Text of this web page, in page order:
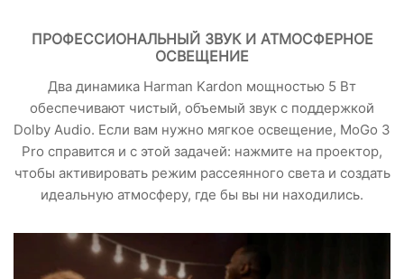
ПРОФЕССИОНАЛЬНЫЙ ЗВУК И АТМОСФЕРНОЕ
ОСВЕЩЕНИЕ
Два динамика Harman Kardon мощностью 5 Вт
обеспечивают чистый, объемый звук с поддержкой
Dolby Audio. Если вам нужно мягкое освещение, MoGo 3
Pro справится и с этой задачей: нажмите на проектор,
чтобы активировать режим рассеянного света и создать
идеальную атмосферу, где бы вы ни находились.